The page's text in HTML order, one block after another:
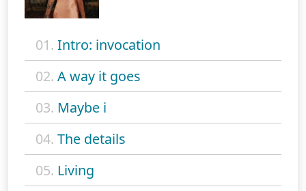
01. Intro: invocation
02. A way it goes
03. Maybe i
04. The details
05. Living